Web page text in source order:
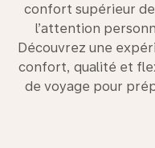
confort supérieur
l’attention
Découvrez une
confort, qualité et
de voyage pour